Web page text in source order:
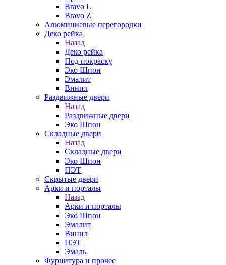
Bravo L
Bravo Z
Алюминиевые перегородки
Деко рейка
Назад
Деко рейка
Под покраску
Эко Шпон
Эмалит
Винил
Раздвижные двери
Назад
Раздвижные двери
Эко Шпон
Складные двери
Назад
Складные двери
Эко Шпон
ПЭТ
Скрытые двери
Арки и порталы
Назад
Арки и порталы
Эко Шпон
Эмалит
Винил
ПЭТ
Эмаль
Фурнитура и прочее